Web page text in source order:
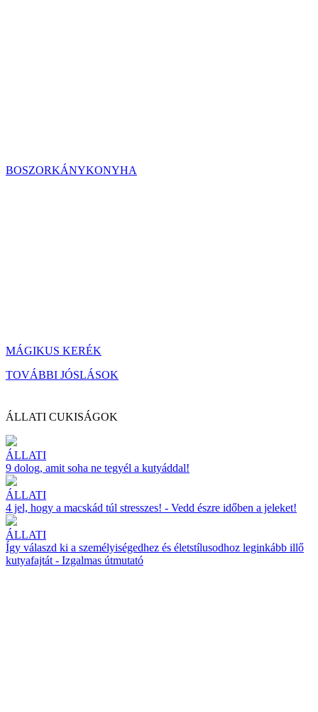
BOSZORKÁNYKONYHA
MÁGIKUS KERÉK
TOVÁBBI JÓSLÁSOK
ÁLLATI CUKISÁGOK
ÁLLATI
9 dolog, amit soha ne tegyél a kutyáddal!
ÁLLATI
4 jel, hogy a macskád túl stresszes! - Vedd észre időben a jeleket!
ÁLLATI
Így válaszd ki a személyiségedhez és életstílusodhoz leginkább illő
kutyafajtát - Izgalmas útmutató